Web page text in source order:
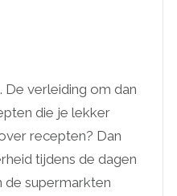
verleiding om dan
die je lekker
recepten? Dan
tijdens de dagen
de supermarkten